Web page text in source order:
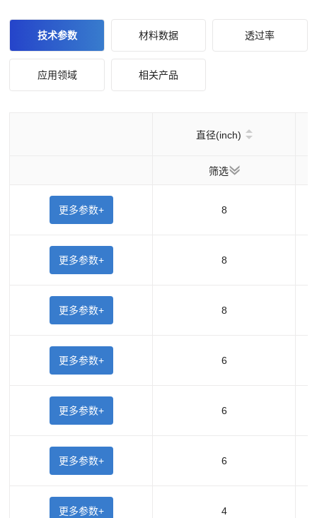
技术参数 材料数据 透过率
应用领域 相关产品
直径(inch)
筛选
更多参数+ 8
更多参数+ 8
更多参数+ 8
更多参数+ 6
更多参数+ 6
更多参数+ 6
更多参数+ 4